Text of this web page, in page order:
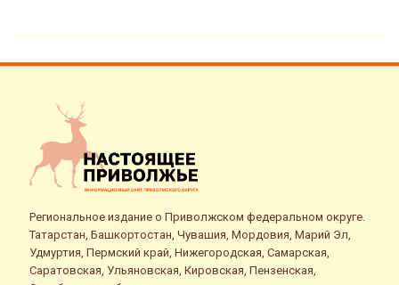
Региональное издание о Приволжском федеральном округе.
Татарстан, Башкортостан, Чувашия, Мордовия, Марий Эл,
Удмуртия, Пермский край, Нижегородская, Самарская,
Саратовская, Ульяновская, Кировская, Пензенская,